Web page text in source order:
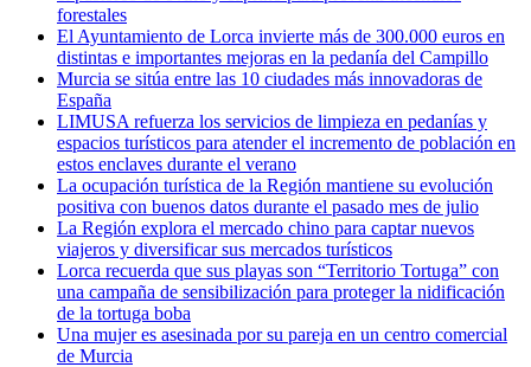
forestales
El Ayuntamiento de Lorca invierte más de 300.000 euros en
distintas e importantes mejoras en la pedanía del Campillo
Murcia se sitúa entre las 10 ciudades más innovadoras de
España
LIMUSA refuerza los servicios de limpieza en pedanías y
espacios turísticos para atender el incremento de población en
estos enclaves durante el verano
La ocupación turística de la Región mantiene su evolución
positiva con buenos datos durante el pasado mes de julio
La Región explora el mercado chino para captar nuevos
viajeros y diversificar sus mercados turísticos
Lorca recuerda que sus playas son “Territorio Tortuga” con
una campaña de sensibilización para proteger la nidificación
de la tortuga boba
Una mujer es asesinada por su pareja en un centro comercial
de Murcia